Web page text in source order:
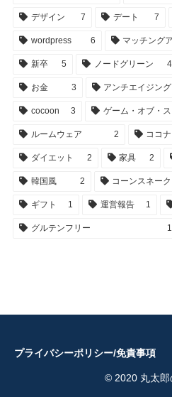
デザイン 7 デート 7
wordpress 6 マッチング
新卒 5 ノードグリーン 4
お金 3 アンチエイジング
cocoon 3 ゲーム・オブ・
ルームウェア 2 ココナ
ダイエット 2 家具 2
韓国風 2 コーンスネーク
ギフト 1 運営報告 1
グルテンフリー 1
プライバシーポリシー/免責事項
© 2020 丸太郎